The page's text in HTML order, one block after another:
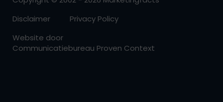
Disclaimer
Privacy Policy
Website door
Communicatiebureau Proven Context